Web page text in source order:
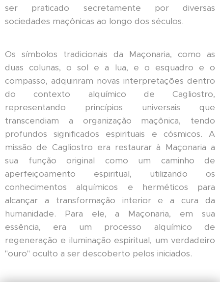
ser praticado secretamente por diversas
sociedades maçônicas ao longo dos séculos.
Os símbolos tradicionais da Maçonaria, como as
duas colunas, o sol e a lua, e o esquadro e o
compasso, adquiriram novas interpretações dentro
do contexto alquímico de Cagliostro,
representando princípios universais que
transcendiam a organização maçônica, tendo
profundos significados espirituais e cósmicos. A
missão de Cagliostro era restaurar à Maçonaria a
sua função original como um caminho de
aperfeiçoamento espiritual, utilizando os
conhecimentos alquímicos e herméticos para
alcançar a transformação interior e a cura da
humanidade. Para ele, a Maçonaria, em sua
essência, era um processo alquímico de
regeneração e iluminação espiritual, um verdadeiro
"ouro" oculto a ser descoberto pelos iniciados.